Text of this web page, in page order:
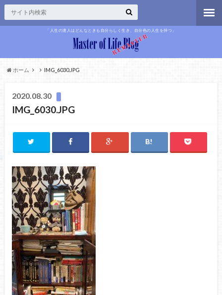
「人生の達人はどんなときも自分らしく生き、自分色の人生を持つ」
ホーム IMG_6030.JPG
2020.08.30
IMG_6030.JPG